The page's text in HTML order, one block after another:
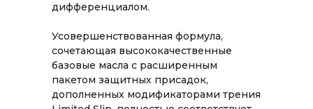
дифференциалом.
Усовершенствованная формула,
сочетающая высококачественные
базовые масла с расширенным
пакетом защитных присадок,
дополненных модификаторами трения